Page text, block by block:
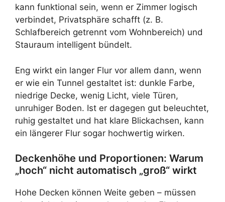
kann funktional sein, wenn er Zimmer logisch
verbindet, Privatsphäre schafft (z. B.
Schlafbereich getrennt vom Wohnbereich) und
Stauraum intelligent bündelt.
Eng wirkt ein langer Flur vor allem dann, wenn
er wie ein Tunnel gestaltet ist: dunkle Farbe,
niedrige Decke, wenig Licht, viele Türen,
unruhiger Boden. Ist er dagegen gut beleuchtet,
ruhig gestaltet und hat klare Blickachsen, kann
ein längerer Flur sogar hochwertig wirken.
Deckenhöhe und Proportionen: Warum
„hoch“ nicht automatisch „groß“ wirkt
Hohe Decken können Weite geben – müssen